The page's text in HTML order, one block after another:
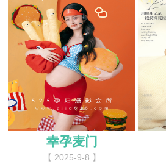
幸孕麦门
【 2025-9-8 】